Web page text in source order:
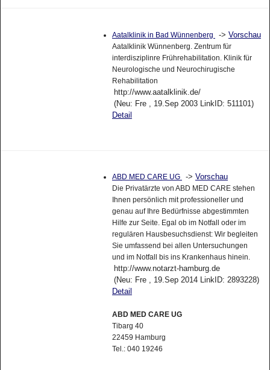
Aatalklinik in Bad Wünnenberg -> Vorschau
Aatalklinik Wünnenberg. Zentrum für
interdisziplinre Frührehabilitation. Klinik für
Neurologische und Neurochirugische
Rehabilitation
http://www.aatalklinik.de/
(Neu: Fre , 19.Sep 2003 LinkID: 511101)
Detail
ABD MED CARE UG -> Vorschau
Die Privatärzte von ABD MED CARE stehen
Ihnen persönlich mit professioneller und
genau auf Ihre Bedürfnisse abgestimmten
Hilfe zur Seite. Egal ob im Notfall oder im
regulären Hausbesuchsdienst: Wir begleiten
Sie umfassend bei allen Untersuchungen
und im Notfall bis ins Krankenhaus hinein.
http://www.notarzt-hamburg.de
(Neu: Fre , 19.Sep 2014 LinkID: 2893228)
Detail
ABD MED CARE UG
Tibarg 40
22459 Hamburg
Tel.: 040 19246